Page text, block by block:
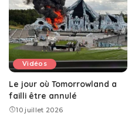
Vidéos
Le jour où Tomorrowland a
failli être annulé
10 juillet 2026